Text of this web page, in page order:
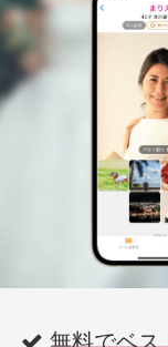
無料でベス